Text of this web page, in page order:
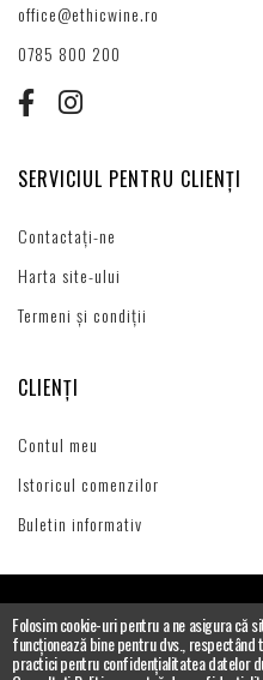
Folosim cookie-uri pentru a ne asigura că
funcționează bine pentru dvs., respectând
practici pentru confidențialitatea datelor
office@ethicwine.ro
0785 800 200
SERVICIUL PENTRU CLIENȚI
Contactați-ne
Harta site-ului
Termeni și condiții
CLIENȚI
Contul meu
Istoricul comenzilor
Buletin informativ